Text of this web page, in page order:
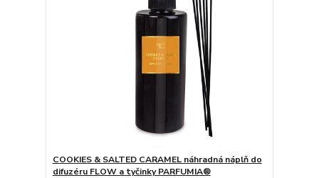
COOKIES & SALTED CARAMEL náhradná náplň do
difuzéru FLOW a tyčinky PARFUMIA®